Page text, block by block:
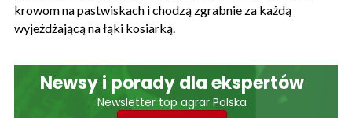
krowom na pastwiskach i chodzą zgrabnie za każdą
wyjeżdżającą na łąki kosiarką.
Newsy i porady dla ekspertów
Newsletter top agrar Polska